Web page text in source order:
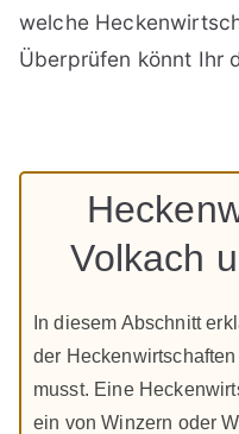
welche
Überprüfen könnt Ihr
Volkach
In diesem Abschnitt
der
musst. Eine
ein von Winzern oder